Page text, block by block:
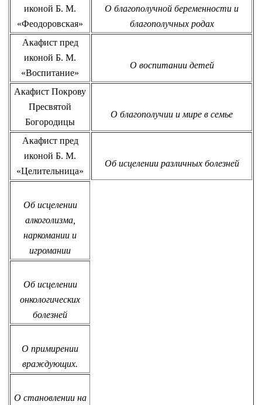
иконой Б. М.
«Феодоровская»
О благополучной беременности и
благополучных родах
Акафист пред
иконой Б. М.
«Воспитание»
О воспитании детей
Акафист Покрову
Пресвятой
Богородицы
О благополучии и мире в семье
Акафист пред
иконой Б. М.
«Целительница»
Об исцелении различных болезней
Об исцелении
алкоголизма,
наркомании и
игромании
Об исцелении
онкологических
болезней
О примирении
враждующих.
О становлении на